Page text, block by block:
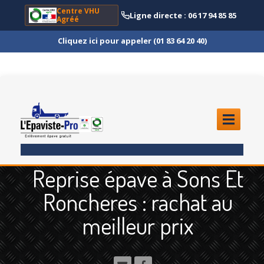
Centre VHU
Agréé
Ligne directe : 06 17 94 85 85
Cliquez ici pour appeler (01 83 64 20 40)
ENLÈVEMENT ÉPAVE
Quoi?
Scooteret Moto
Camion
et Poids Lourd
Reprise épave à Sons Et
Roncheres : rachat au
meilleur prix